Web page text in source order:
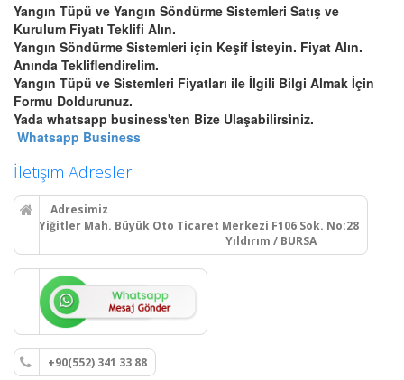
Yangın Tüpü ve Yangın Söndürme Sistemleri Satış ve
Kurulum Fiyatı Teklifi Alın.
Yangın Söndürme Sistemleri için Keşif İsteyin. Fiyat Alın.
Anında Tekliflendirelim.
Yangın Tüpü ve Sistemleri Fiyatları ile İlgili Bilgi Almak İçin
Formu Doldurunuz.
Yada whatsapp business'ten Bize Ulaşabilirsiniz.
Whatsapp Business
İletişim Adresleri
Adresimiz
Yiğitler Mah. Büyük Oto Ticaret Merkezi F106 Sok. No:28
Yıldırım / BURSA
+90(552) 341 33 88